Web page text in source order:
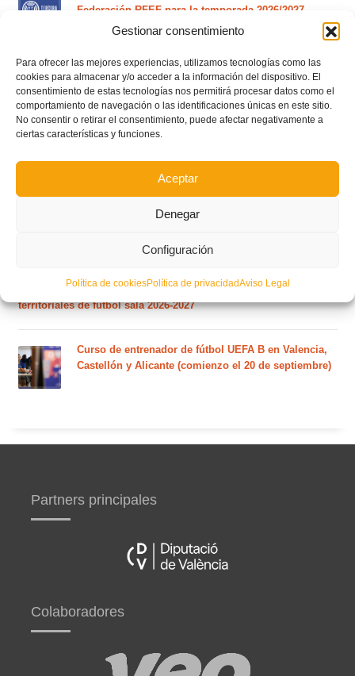
Gestionar consentimiento
Para ofrecer las mejores experiencias, utilizamos tecnologías como las
cookies para almacenar y/o acceder a la información del dispositivo. El
consentimiento de estas tecnologías nos permitirá procesar datos como el
comportamiento de navegación o las identificaciones únicas en este sitio.
No consentir o retirar el consentimiento, puede afectar negativamente a
ciertas características y funciones.
Aceptar
Denegar
Configuración
Política de cookiesPolítica de privacidadAviso Legal
Federación RFEF para la temporada 2026/2027
Este es el grupo de la Lliga Autonòmica Juvenil de
fútbol sala de la temporada 2026/2027
El calendario del grupo VI de Tercera Federación
Nuevo curso de Entrenador de fútbol Licencia UEFA
plazas del curso de septiembre)
Circular nº. 5 – Normas generales de las competiciones
territoriales de fútbol sala 2026-2027
Curso de entrenador de fútbol UEFA B en Valencia,
Castellón y Alicante (comienzo el 20 de septiembre)
Partners principales
Colaboradores